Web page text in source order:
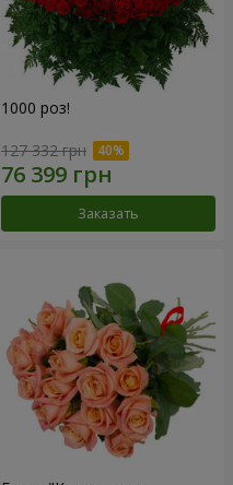
1000 роз!
127 332 грн
Заказать